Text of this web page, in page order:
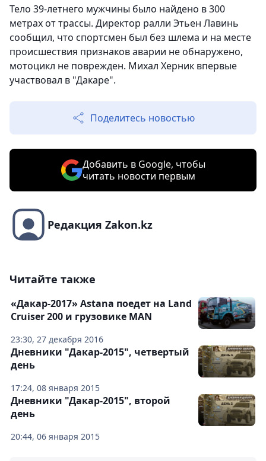
Тело 39-летнего мужчины было найдено в 300
метрах от трассы. Директор ралли Этьен Лавинь
сообщил, что спортсмен был без шлема и на месте
происшествия признаков аварии не обнаружено,
мотоцикл не поврежден. Михал Херник впервые
участвовал в "Дакаре".
Поделитесь новостью
Добавить в Google, чтобы
читать новости первым
Редакция Zakon.kz
Читайте также
23:30, 27 декабря 2016
«Дакар-2017» Astana поедет на Land
Cruiser 200 и грузовике MAN
17:24, 08 января 2015
Дневники "Дакар-2015", четвертый
день
20:44, 06 января 2015
Дневники "Дакар-2015", второй
день